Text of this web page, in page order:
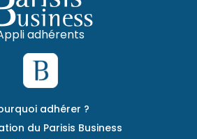
adhérents
adhérer ?
du Parisis Business